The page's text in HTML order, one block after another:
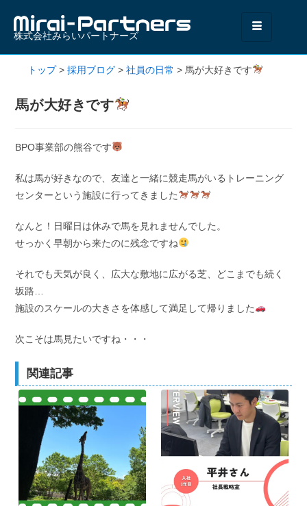
株式会社みらいパートナーズ
トップ> 採用ブログ > 社員の日常 > 馬が大好きです
馬が大好きです
BPO事業部の熊谷です
私は馬が好きなので、友達と一緒に競走馬がいるトレーニング
センターという施設に行ってきました
なんと！日曜日は休みで馬を見れませんでした。
せっかく早朝から来たのに残念ですね
それでも天気が良く、広大な敷地に広がる芝、どこまでも続く
坂路…
施設のスケールの大きさを体感して満足して帰りました
次こそは馬見たいですね・・・
関連記事